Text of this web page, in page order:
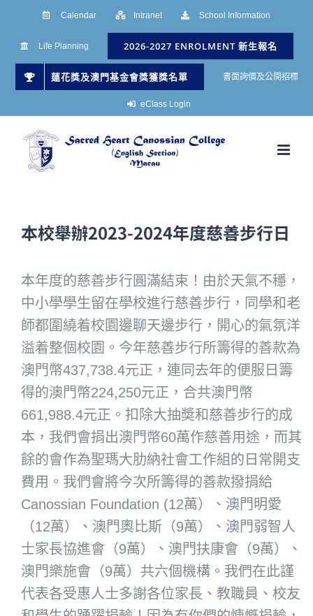
Calendar Intranet School Information
Life Planning 2026-2027 ENROLMENT 新生報名
蓮花獎及澳門基金會獎獲獎名單 書面詢價及公開招標
eClass Login
本校舉辦2023-2024年度慈善步行日
本年度的慈善步行圓滿結束！由於天氣不穩，
中小學學生留在學校進行慈善步行，同學和老
師都圍繞着校園邊聊天邊步行，開心的氣氛洋
溢着整個校園。今年慈善步行所籌得的善款為
澳門幣437,738.4元正，連同去年的便服日籌
得的澳門幣224,250元正，合共澳門幣
661,988.4元正。扣除大抽奬和慈善步行的成
本，我們會捐出澳門幣60萬作慈善用途，而其
餘的會作為聖瑪大肋納社會工作組的日常開支
費用。我們會將今次所籌得的善款撥捐給
Canossian Foundation (12萬）、澳門明愛
（12萬）、澳門奧比斯（9萬）、澳門弱智人
士家長協進會（9萬）、澳門扶康會（9萬）、
澳門樂施會（9萬）共六個機構。我們在此謹
代表各受惠人士多謝各位家長、教職員、校友